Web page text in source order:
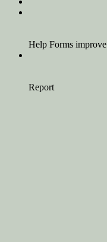
Help Forms improve
Report